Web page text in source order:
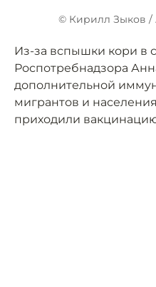
© Кирилл Зыков /
Из-за вспышки кори в
Роспотребнадзора
дополнительной
мигрантов и
приходили